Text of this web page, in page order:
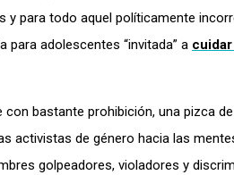
y para todo aquel políticamente
adolescentes “invitada” a
bastante prohibición, una pizca
activistas de género hacia las
golpeadores, violadores y